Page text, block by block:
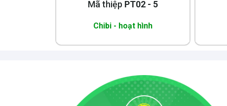
Mã thiệp PT02 - 5
Chibi - hoạt hình